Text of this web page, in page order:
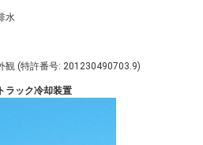
水
観 (特許番号: 201230490703.9)
ラック冷却装置